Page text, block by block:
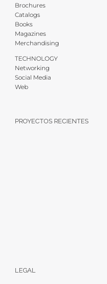
Brochures
Catalogs
Books
Magazines
Merchandising
TECHNOLOGY
Networking
Social Media
Web
PROYECTOS RECIENTES
LEGAL